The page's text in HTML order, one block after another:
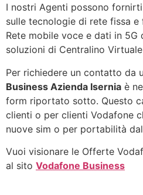
I nostri Agenti possono
sulle tecnologie di rete fissa
Rete mobile voce e dati in 5G
soluzioni di Centralino
Per richiedere un contatto da
Business Azienda Isernia è
form riportato sotto. Questo
clienti o per clienti Vodafone
nuove sim o per portabilità
Vuoi visionare le Offerte
al sito Vodafone Business